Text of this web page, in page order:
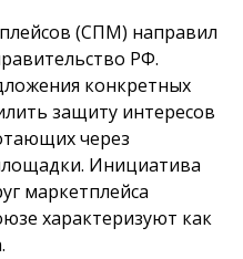
(СПМ) направил
РФ.
конкретных
защиту интересов
через
Инициатива
маркетплейса
характеризуют как